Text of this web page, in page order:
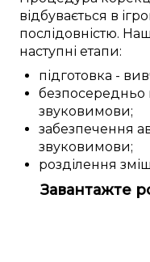
відбувається в
послідовністю.
наступні етапи:
підготовка -
безпосередньо
звуковимови;
забезпечення
звуковимови;
розділення
Завантажте